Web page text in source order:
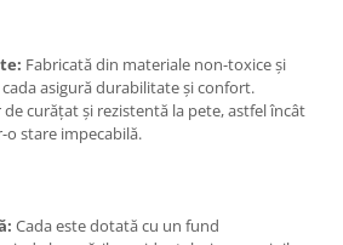
placi
Fabricată din materiale non-toxice și
asigură durabilitate și confort.
curățat și rezistentă la pete, astfel încât
o stare impecabilă.
Cada este dotată cu un fund